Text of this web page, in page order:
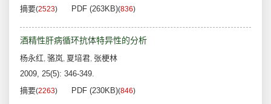
摘要(2523) PDF (263KB)(836)
酒精性肝病循环抗体特异性的分析
杨永红, 骆岚, 夏培君, 张梗林
2009, 25(5): 346-349.
摘要(2263) PDF (230KB)(846)